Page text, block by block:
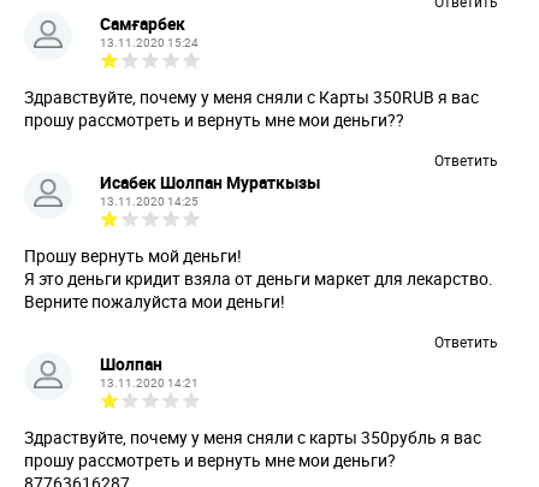
Самғарбек
13.11.2020 15:24
Здравствуйте, почему у меня сняли с Карты 350RUB я вас
прошу рассмотреть и вернуть мне мои деньги??
Ответить
Исабек Шолпан Мураткызы
13.11.2020 14:25
Прошу вернуть мой деньги!
Я это деньги кридит взяла от деньги маркет для лекарство.
Верните пожалуйста мои деньги!
Ответить
Шолпан
13.11.2020 14:21
Здраствуйте, почему у меня сняли с карты 350рубль я вас
прошу рассмотреть и вернуть мне мои деньги?